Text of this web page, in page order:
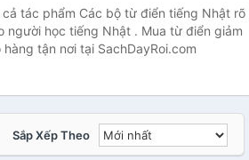
tác phẩm Các bộ từ điển tiếng Nhật rõ
người học tiếng Nhật . Mua từ điển giảm
tận nơi tại SachDayRoi.com
Sắp Xếp Theo